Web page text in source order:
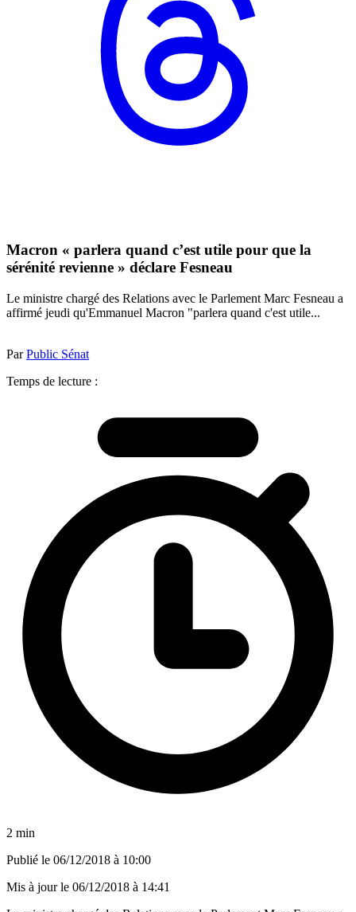
Macron « parlera quand c’est utile pour que la
sérénité revienne » déclare Fesneau
Le ministre chargé des Relations avec le Parlement Marc Fesneau a
affirmé jeudi qu'Emmanuel Macron "parlera quand c'est utile...
ParPublic Sénat
Temps de lecture :
2 min
Publié le 06/12/2018 à 10:00
Mis à jour le 06/12/2018 à 14:41